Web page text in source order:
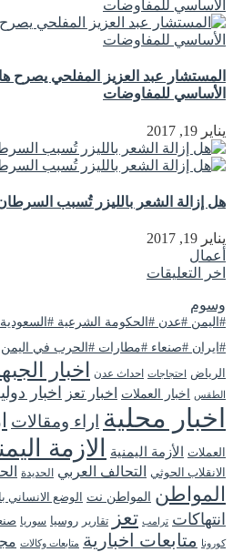
المستشار عبد العزيز المفلحي يصرح
الأساسي للمفاوضات
يناير 19, 2017
هل إزالة الشعر بالليزر تُسبب
يناير 19, 2017
أعمال
اخر التعليقات
وسوم
#اليمن #عدن #الحكومة الشرعية
#ايران #صنعاء #مطارات #الحرب في اليمن
الرياض
احتجاجات احداث عدن اخبار
الطقس
اخبار العملات اخبار تعز اخبار
اخبار محلية اراء ومقالات
العملات الأزمة اليمنية الازمة
الانقلاب الحوثي التحالف العربي الحديدة
المواطن المواطن نت الوضع الانساني
انتهاكات ترامب تعز تقارير روسيا سوريا
كورونا متابعات اخبارية متابعات وكالات